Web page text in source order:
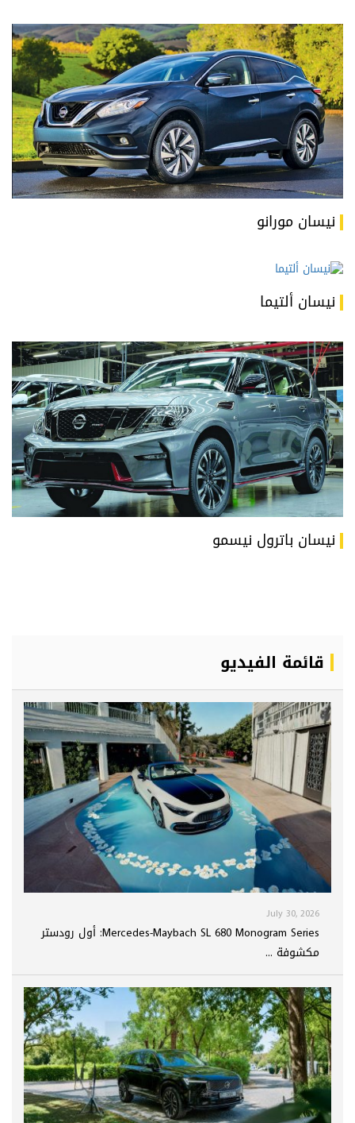
نيسان مورانو
نيسان ألتيما
نيسان باترول نيسمو
قائمة الفيديو
July 30, 2026
Mercedes-Maybach SL 680 Monogram Series: أول رودستر
مكشوفة ...